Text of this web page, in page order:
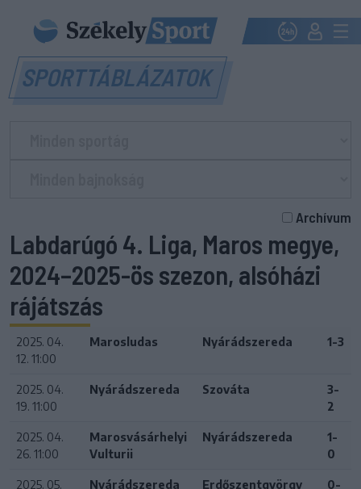
SPORTTÁBLÁZATOK
Archívum
Labdarúgó 4. Liga, Maros megye,
2024–2025-ös szezon, alsóházi
rájátszás
2025. 04.
12. 11:00
Marosludas Nyárádszereda 1-3
2025. 04.
19. 11:00
Nyárádszereda Szováta
3-
2
2025. 04.
26. 11:00
Marosvásárhelyi
Vulturii
Nyárádszereda
1-
0
2025. 05.
Nyárádszereda Erdőszentgyörgy
0-